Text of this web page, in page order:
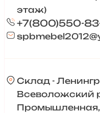
этаж)
+7(800)550-
Склад -
Всеволожский
Промышленная,